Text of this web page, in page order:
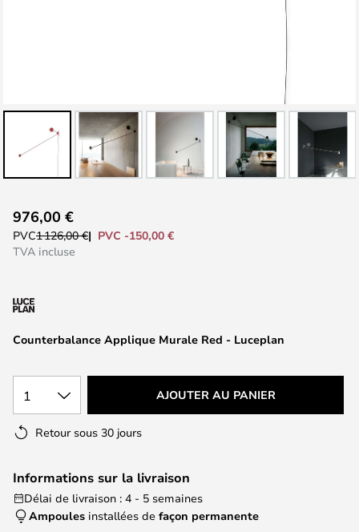
to
the
the
gallery
Counterbalance Applique Murale Red - Luceplan
976,00 €
PVC1 126,00 €
PVC -150,00 €
TVA incluse
1 AJOUTER AU PANIER
Retour sous 30 jours
Informations sur la livraison
Délai de livraison : 4 - 5 semaines
Ampoules installées de façon permanente